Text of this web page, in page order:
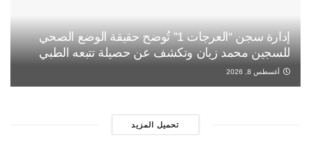
إدارة سجن “العرجات 1” تُوضح حقيقة الوضع الصحي
للسجين محمد زيان وتكشف عن حصيلة تتبعه الطبي
أغسطس 8, 2026
تحميل المزيد